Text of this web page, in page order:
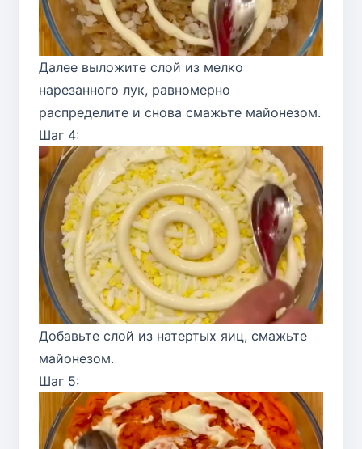
Далее выложите слой из мелко
нарезанного лук, равномерно
распределите и снова смажьте майонезом.
Шаг 4:
Добавьте слой из натертых яиц, смажьте
майонезом.
Шаг 5: